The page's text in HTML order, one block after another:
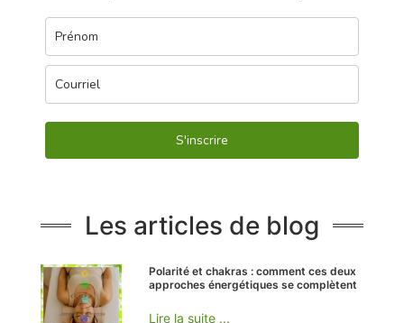
S'inscrire
Les articles de blog
Polarité et chakras : comment ces deux
approches énergétiques se complètent
Lire la suite ...